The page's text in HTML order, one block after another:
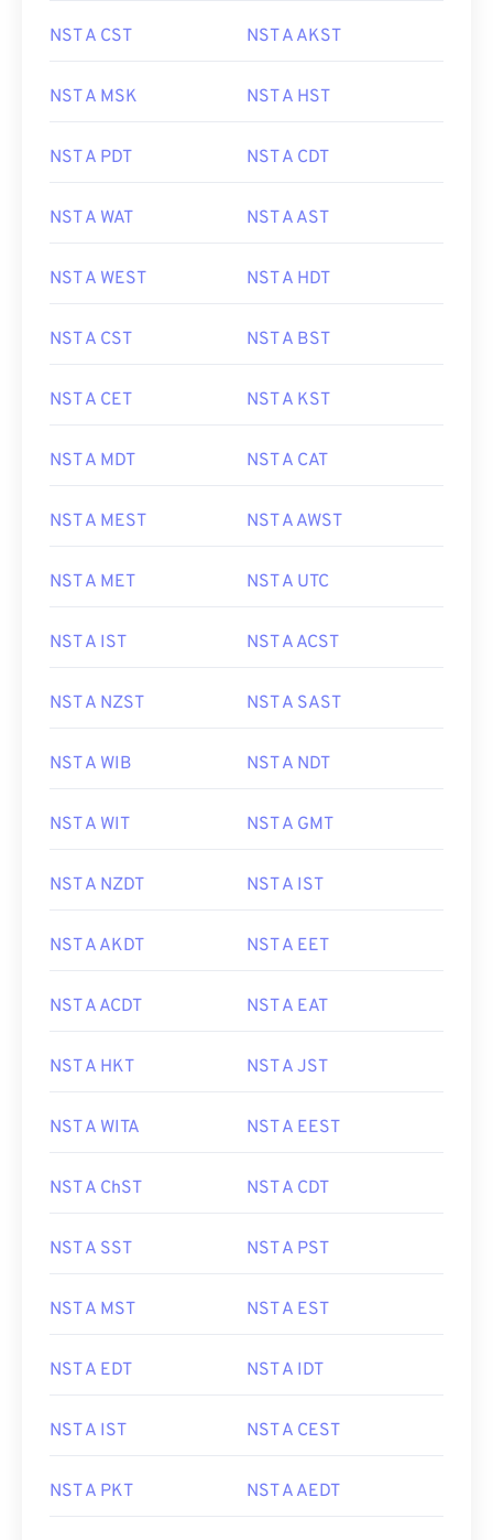
NST A CST NST A AKST
NST A MSK NST A HST
NST A PDT NST A CDT
NST A WAT NST A AST
NST A WEST NST A HDT
NST A CST NST A BST
NST A CET NST A KST
NST A MDT NST A CAT
NST A MEST NST A AWST
NST A MET NST A UTC
NST A IST NST A ACST
NST A NZST NST A SAST
NST A WIB NST A NDT
NST A WIT NST A GMT
NST A NZDT NST A IST
NST A AKDT NST A EET
NST A ACDT NST A EAT
NST A HKT NST A JST
NST A WITA NST A EEST
NST A ChST NST A CDT
NST A SST NST A PST
NST A MST NST A EST
NST A EDT NST A IDT
NST A IST NST A CEST
NST A PKT NST A AEDT